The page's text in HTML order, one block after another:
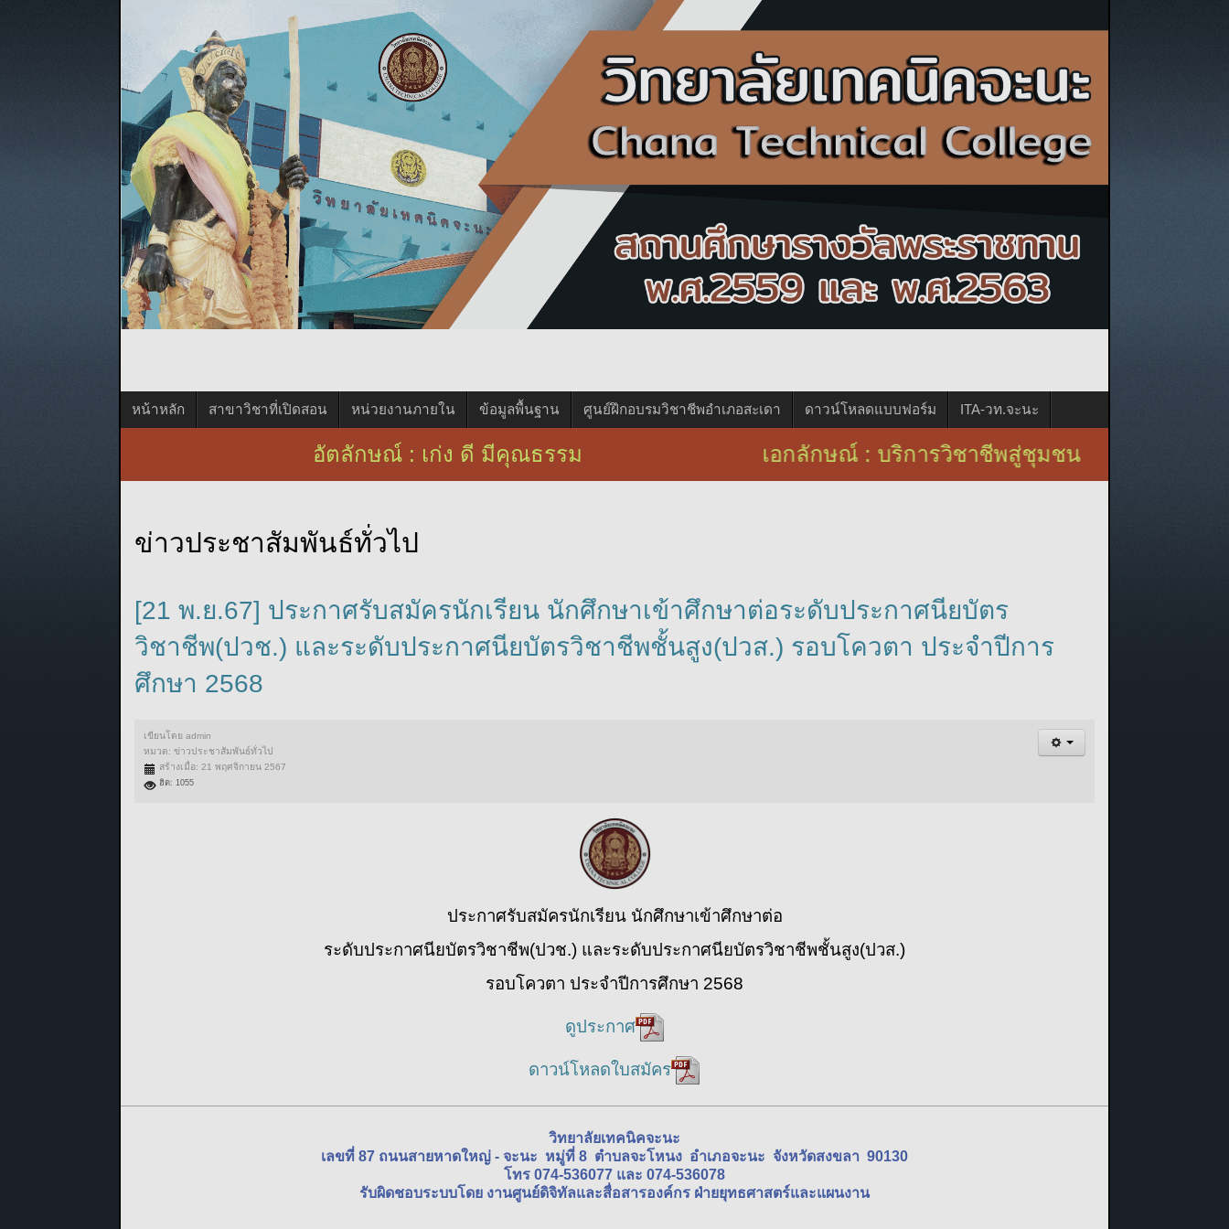
หน้าหลัก สาขาวิชาที่เปิดสอน หน่วยงานภายใน ข้อมูลพื้นฐาน ศูนย์ฝึกอบรมวิชาชีพอำเภอสะเดา ดาวน์โหลดแบบฟอร์ม ITA-วท.จะนะ
อัตลักษณ์ : เก่ง ดี มีคุณธรรม เอกลักษณ์ : บริการวิชาชีพสู่ชุมชน
ข่าวประชาสัมพันธ์ทั่วไป
[21 พ.ย.67] ประกาศรับสมัครนักเรียน นักศึกษาเข้าศึกษาต่อระดับประกาศนียบัตร
วิชาชีพ(ปวช.) และระดับประกาศนียบัตรวิชาชีพชั้นสูง(ปวส.) รอบโควตา ประจำปีการ
ศึกษา 2568
เขียนโดยadmin
หมวด:ข่าวประชาสัมพันธ์ทั่วไป
สร้างเมื่อ: 21 พฤศจิกายน 2567
ฮิต: 1055
ประกาศรับสมัครนักเรียน นักศึกษาเข้าศึกษาต่อ
ระดับประกาศนียบัตรวิชาชีพ(ปวช.) และระดับประกาศนียบัตรวิชาชีพชั้นสูง(ปวส.)
รอบโควตา ประจำปีการศึกษา 2568
ดูประกาศ
ดาวน์โหลดใบสมัคร
วิทยาลัยเทคนิคจะนะ
เลขที่ 87 ถนนสายหาดใหญ่ - จะนะ หมู่ที่ 8 ตำบลจะโหนง อำเภอจะนะ จังหวัดสงขลา 90130
โทร 074-536077 และ 074-536078
รับผิดชอบระบบโดย งานศูนย์ดิจิทัลและสื่อสารองค์กร ฝ่ายยุทธศาสตร์และแผนงาน